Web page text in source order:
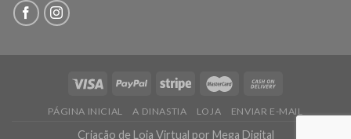
PÁGINA INICIAL A DINASTIA LOJA ENVIAR E-MAIL
Criação de Loja Virtual por Mega Digital